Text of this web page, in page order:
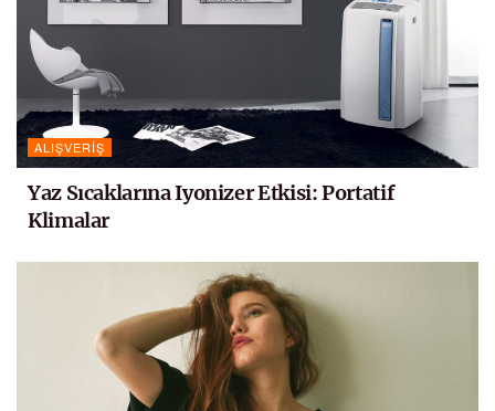
ALIŞVERIŞ
Yaz Sıcaklarına Iyonizer Etkisi: Portatif
Klimalar